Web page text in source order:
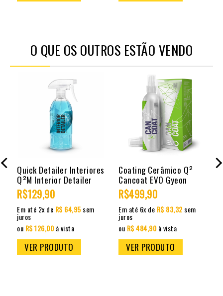
O QUE OS OUTROS ESTÃO VENDO
Quick Detailer Interiores
Q²M Interior Detailer
R$129,90
Em até 2x de R$ 64,95 sem
juros
ou R$ 126,00à vista
VER PRODUTO
Coating Cerâmico Q²
Cancoat EVO Gyeon
R$499,90
Em até 6x de R$ 83,32 sem
juros
ou R$ 484,90à vista
VER PRODUTO